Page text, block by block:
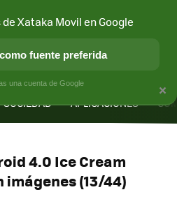
SOCIEDAD APLICACIONES
4.0 Ice Cream
imágenes (13/44)
×
Xataka Movil en Google
fuente preferida
una cuenta de Google